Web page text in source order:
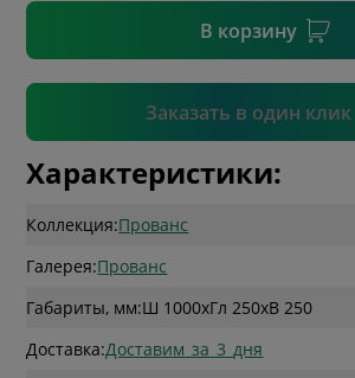
В корзину
Заказать в один клик
Подтвердить
Характеристики:
Коллекция:Прованс
Галерея:Прованс
Габариты, мм:Ш 1000xГл 250xВ 250
Доставка:Доставим_за_3_дня